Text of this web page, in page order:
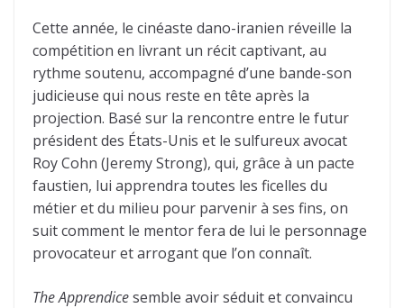
Cette année, le cinéaste dano-iranien réveille la
compétition en livrant un récit captivant, au
rythme soutenu, accompagné d’une bande-son
judicieuse qui nous reste en tête après la
projection. Basé sur la rencontre entre le futur
président des États-Unis et le sulfureux avocat
Roy Cohn (Jeremy Strong), qui, grâce à un pacte
faustien, lui apprendra toutes les ficelles du
métier et du milieu pour parvenir à ses fins, on
suit comment le mentor fera de lui le personnage
provocateur et arrogant que l’on connaît.
The Apprendicesemble avoir séduit et convaincu